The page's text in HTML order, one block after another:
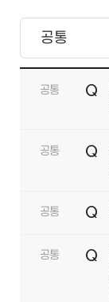
공통
공통 Q
공통 Q
공통 Q
공통 Q